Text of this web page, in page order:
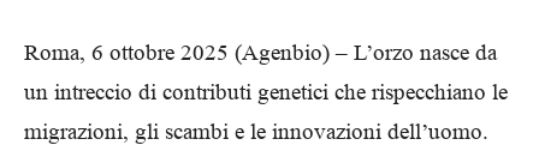
Roma, 6 ottobre 2025 (Agenbio) – L’orzo nasce da
un intreccio di contributi genetici che rispecchiano le
migrazioni, gli scambi e le innovazioni dell’uomo.